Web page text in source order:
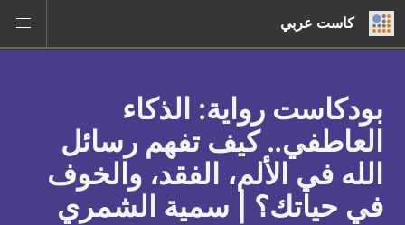
كاست عربي
بودكاست رواية: الذكاء
العاطفي.. كيف تفهم رسائل
الله في الألم، الفقد، والخوف
في حياتك؟ | سمية الشمري